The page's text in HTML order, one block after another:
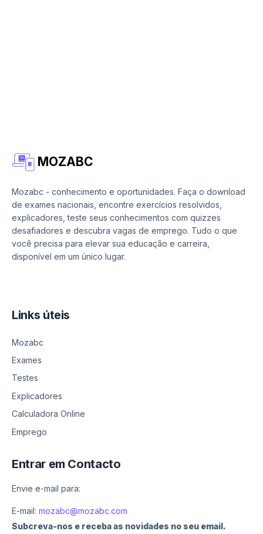
MOZABC
Mozabc - conhecimento e oportunidades. Faça o download
de exames nacionais, encontre exercícios resolvidos,
explicadores, teste seus conhecimentos com quizzes
desafiadores e descubra vagas de emprego. Tudo o que
você precisa para elevar sua educação e carreira,
disponível em um único lugar.
Links úteis
Mozabc
Exames
Testes
Explicadores
Calculadora Online
Emprego
Entrar em Contacto
Envie e-mail para:
E-mail: mozabc@mozabc.com
Subcreva-nos e receba as novidades no seu email.